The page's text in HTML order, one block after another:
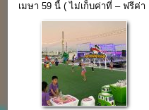
เมษา 59 นี้ ( ไม่เก็บค่าที่ – ฟรีค่า
ไฟฟ้า )